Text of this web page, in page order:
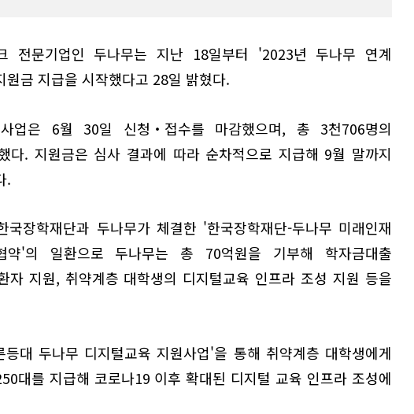
전문기업인 두나무는 지난 18일부터 '2023년 두나무 연계
원금 지급을 시작했다고 28일 밝혔다.
사업은 6월 30일 신청‧접수를 마감했으며, 총 3천706명의
다. 지원금은 심사 결과에 따라 순차적으로 지급해 9월 말까지
.
장학재단과 두나무가 체결한 '한국장학재단-두나무 미래인재
'의 일환으로 두나무는 총 70억원을 기부해 학자금대출
자 지원, 취약계층 대학생의 디지털교육 인프라 조성 지원 등을
대 두나무 디지털교육 지원사업'을 통해 취약계층 대학생에게
대를 지급해 코로나19 이후 확대된 디지털 교육 인프라 조성에